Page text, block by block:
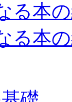
る本
る本